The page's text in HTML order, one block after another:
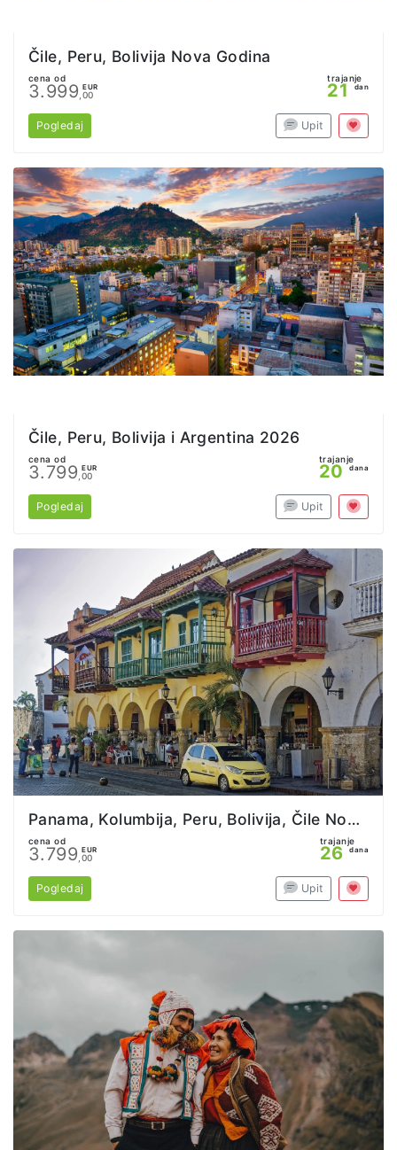
Čile, Peru, Bolivija Nova Godina
cena od
3.999 EUR
,00
trajanje
21 dan
Pogledaj Upit
Čile, Peru, Bolivija i Argentina 2026
cena od
3.799 EUR
,00
trajanje
20 dana
Pogledaj Upit
Panama, Kolumbija, Peru, Bolivija, Čile Nova godina
cena od
3.799 EUR
,00
trajanje
26 dana
Pogledaj Upit